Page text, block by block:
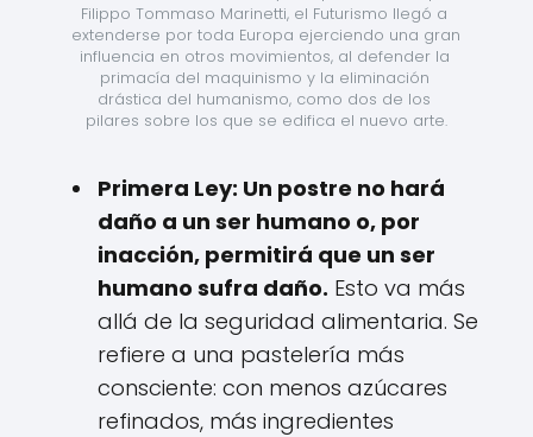
Filippo Tommaso Marinetti, el Futurismo llegó a
extenderse por toda Europa ejerciendo una gran
influencia en otros movimientos, al defender la
primacía del maquinismo y la eliminación
drástica del humanismo, como dos de los
pilares sobre los que se edifica el nuevo arte.
Primera Ley: Un postre no hará
daño a un ser humano o, por
inacción, permitirá que un ser
humano sufra daño. Esto va más
allá de la seguridad alimentaria. Se
refiere a una pastelería más
consciente: con menos azúcares
refinados, más ingredientes